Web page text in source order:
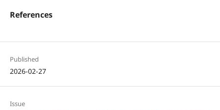
References
Published
2026-02-27
Issue